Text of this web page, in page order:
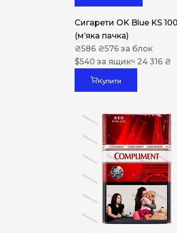
Сигарети OK Blue KS
(м’яка пачка)
₴586 ₴576 за блок
$540 за ящик≈ 24 316 ₴
Купити